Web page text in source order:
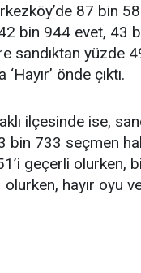
87 bin
bin 944 evet, 43
sandıktan yüzde
önde çıktı.
ilçesinde ise,
733 seçmen
geçerli olurken,
hayır oyu